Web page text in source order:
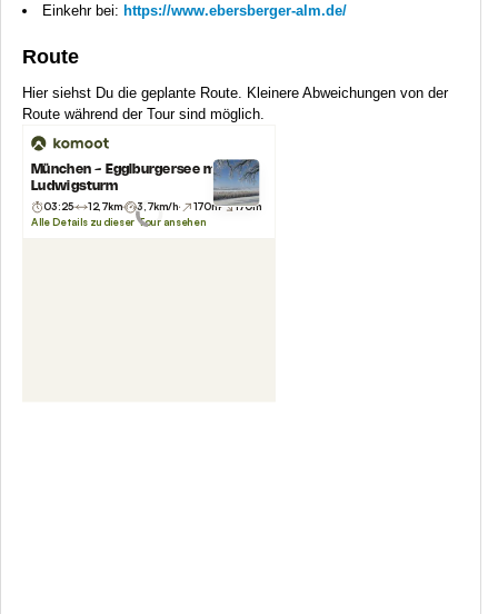
Einkehr bei: https://www.ebersberger-alm.de/
Route
Hier siehst Du die geplante Route. Kleinere Abweichungen von der
Route während der Tour sind möglich.